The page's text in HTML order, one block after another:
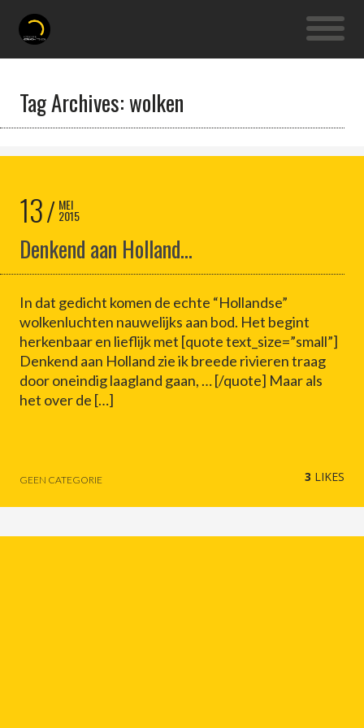
Tag Archives: wolken
13 MEI
2015
Denkend aan Holland…
In dat gedicht komen de echte “Hollandse”
wolkenluchten nauwelijks aan bod. Het begint
herkenbaar en lieflijk met [quote text_size=”small”]
Denkend aan Holland zie ik breede rivieren traag
door oneindig laagland gaan, … [/quote] Maar als
het over de […]
GEEN CATEGORIE 3 LIKES